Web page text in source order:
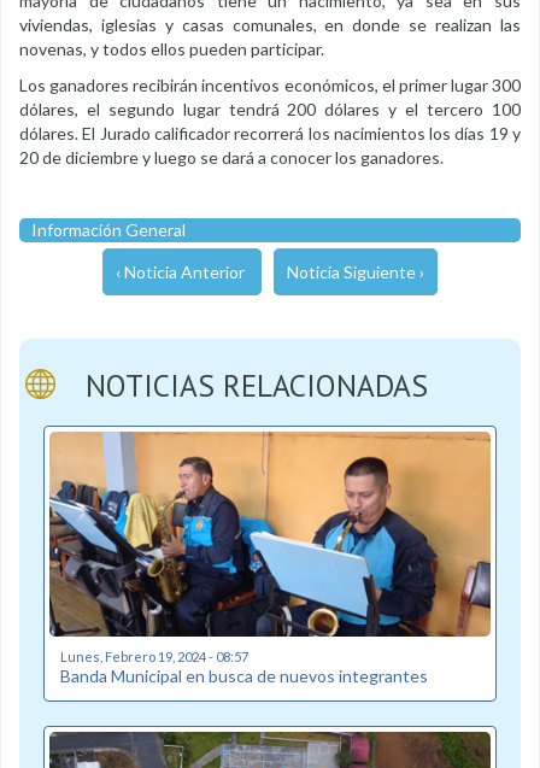
viviendas, iglesias y casas comunales, en donde se realizan las
novenas, y todos ellos pueden participar.
Los ganadores recibirán incentivos económicos, el primer lugar 300
dólares, el segundo lugar tendrá 200 dólares y el tercero 100
dólares. El Jurado calificador recorrerá los nacimientos los días 19 y
20 de diciembre y luego se dará a conocer los ganadores.
Información General
‹ Noticia Anterior Noticia Siguiente ›
NOTICIAS RELACIONADAS
Lunes, Febrero 19, 2024 - 08:57
Banda Municipal en busca de nuevos integrantes